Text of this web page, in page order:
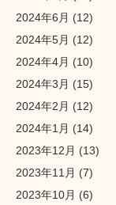
2024年6月 (12)
2024年5月 (12)
2024年4月 (10)
2024年3月 (15)
2024年2月 (12)
2024年1月 (14)
2023年12月 (13)
2023年11月 (7)
2023年10月 (6)